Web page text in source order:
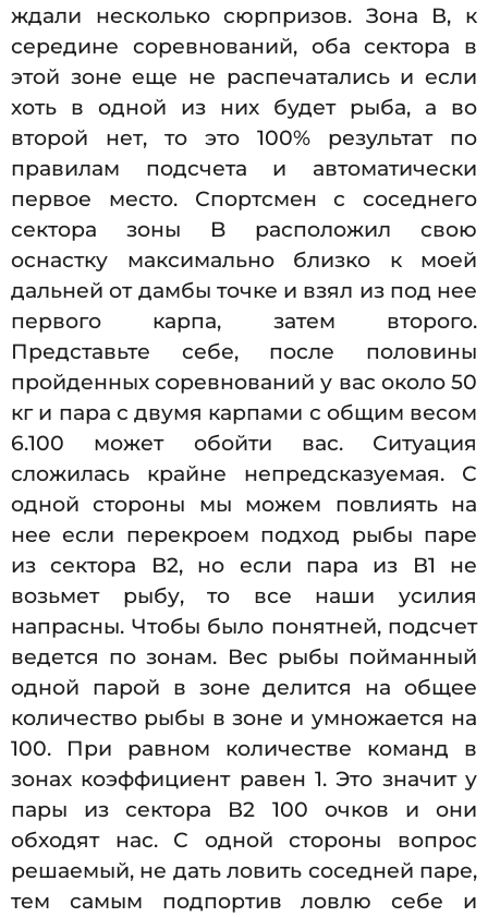
ждали несколько сюрпризов. Зона В, к
середине соревнований, оба сектора в
этой зоне еще не распечатались и если
хоть в одной из них будет рыба, а во
второй нет, то это 100% результат по
правилам подсчета и автоматически
первое место. Спортсмен с соседнего
сектора зоны B расположил свою
оснастку максимально близко к моей
дальней от дамбы точке и взял из под нее
первого карпа, затем второго.
Представьте себе, после половины
пройденных соревнований у вас около 50
кг и пара с двумя карпами с общим весом
6.100 может обойти вас. Ситуация
сложилась крайне непредсказуемая. С
одной стороны мы можем повлиять на
нее если перекроем подход рыбы паре
из сектора В2, но если пара из В1 не
возьмет рыбу, то все наши усилия
напрасны. Чтобы было понятней, подсчет
ведется по зонам. Вес рыбы пойманный
одной парой в зоне делится на общее
количество рыбы в зоне и умножается на
100. При равном количестве команд в
зонах коэффициент равен 1. Это значит у
пары из сектора В2 100 очков и они
обходят нас. С одной стороны вопрос
решаемый, не дать ловить соседней паре,
тем самым подпортив ловлю себе и